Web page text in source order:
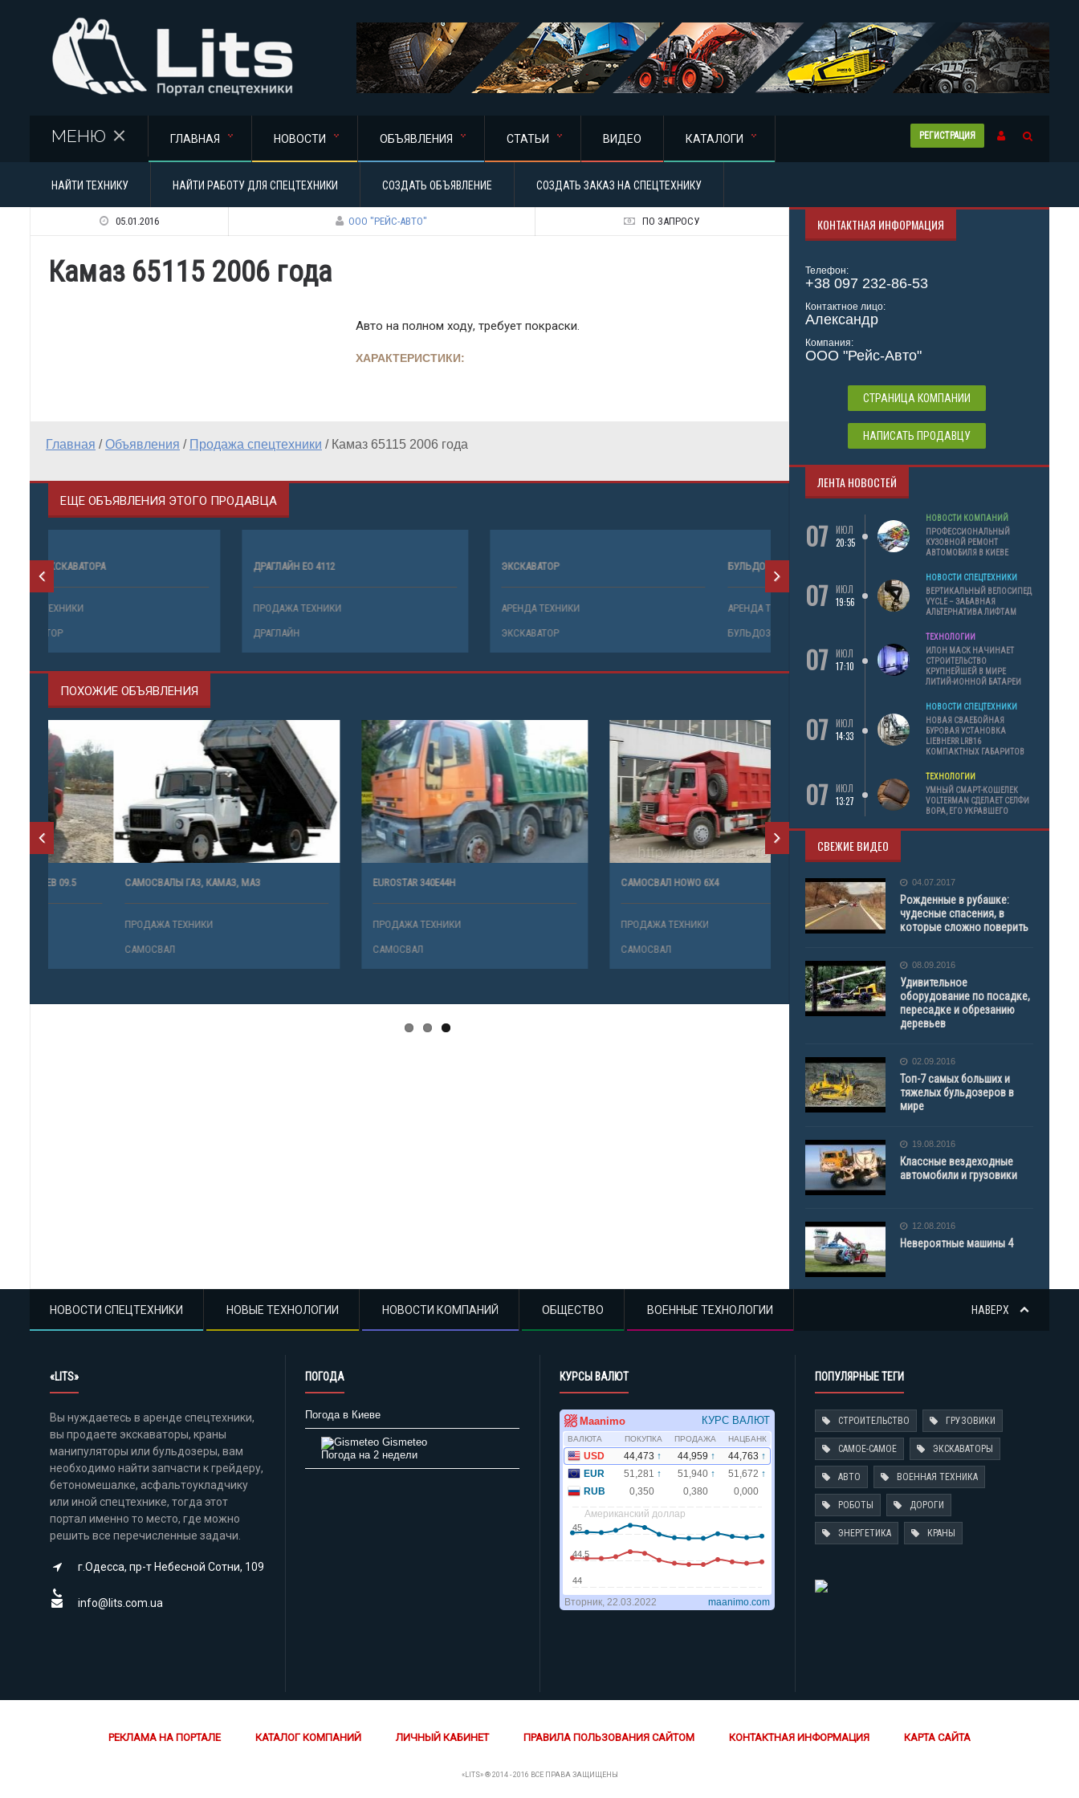
РЕГИСТРАЦИЯ
МЕНЮ ГЛАВНАЯ НОВОСТИ ОБЪЯВЛЕНИЯ СТАТЬИ ВИДЕО КАТАЛОГИ
НАЙТИ ТЕХНИКУ НАЙТИ РАБОТУ ДЛЯ СПЕЦТЕХНИКИ СОЗДАТЬ ОБЪЯВЛЕНИЕ СОЗДАТЬ ЗАКАЗ НА СПЕЦТЕХНИКУ
05.01.2016 ООО "РЕЙС-АВТО" ПО ЗАПРОСУ
Камаз 65115 2006 года
Авто на полном ходу, требует покраски.
ХАРАКТЕРИСТИКИ:
Главная / Объявления / Продажа спецтехники / Камаз 65115 2006 года
ЕЩЕ ОБЪЯВЛЕНИЯ ЭТОГО ПРОДАВЦА
АРЕНДА ЭКСКАВАТОРА
АРЕНДА ТЕХНИКИ
ЭКСКАВАТОР
ДРАГЛАЙН ЕО 4112
ПРОДАЖА ТЕХНИКИ
ЭКСКАВАТОР
АРЕНДА ТЕХНИКИ
ЭКСКАВАТОР
АРЕНДА ТЕХНИКИ
ПОХОЖИЕ ОБЪЯВЛЕНИЯ
САМОСВАЛЫ ГАЗ, КАМАЗ, МАЗ
ПРОДАЖА ТЕХНИКИ
EUROSTAR 340E44H
ПРОДАЖА ТЕХНИКИ
САМОСВАЛ HOWO 6Х4
ПРОДАЖА ТЕХНИКИ
КОНТАКТНАЯ ИНФОРМАЦИЯ
Телефон:
+38 097 232-86-53
Контактное лицо:
Александр
Компания:
ООО "Рейс-Авто"
СТРАНИЦА КОМПАНИИ
НАПИСАТЬ ПРОДАВЦУ
ЛЕНТА НОВОСТЕЙ
07
ИЮЛ
20:35
НОВОСТИ КОМПАНИЙ
ПРОФЕССИОНАЛЬНЫЙ
КУЗОВНОЙ РЕМОНТ
АВТОМОБИЛЯ В КИЕВЕ
07
ИЮЛ
19:56
НОВОСТИ СПЕЦТЕХНИКИ
ВЕРТИКАЛЬНЫЙ ВЕЛОСИПЕД
VYCLE – ЗАБАВНАЯ
АЛЬТЕРНАТИВА ЛИФТАМ
07
ИЮЛ
17:10
ТЕХНОЛОГИИ
ИЛОН МАСК НАЧИНАЕТ
СТРОИТЕЛЬСТВО
КРУПНЕЙШЕЙ В МИРЕ
ЛИТИЙ-ИОННОЙ БАТАРЕИ
07
ИЮЛ
14:33
НОВОСТИ СПЕЦТЕХНИКИ
НОВАЯ СВАЕБОЙНАЯ
БУРОВАЯ УСТАНОВКА
LIEBHERR LRB16
КОМПАКТНЫХ ГАБАРИТОВ
07
ИЮЛ
13:27
ТЕХНОЛОГИИ
УМНЫЙ СМАРТ-КОШЕЛЕК
VOLTERMAN СДЕЛАЕТ СЕЛФИ
ВОРА, ЕГО УКРАВШЕГО
СВЕЖИЕ ВИДЕО
04.07.2017
Рожденные в рубашке:
чудесные спасения, в
которые сложно поверить
08.09.2016
Удивительное
оборудование по посадке,
пересадке и обрезанию
деревьев
02.09.2016
Топ-7 самых больших и
тяжелых бульдозеров в
мире
19.08.2016
Классные вездеходные
автомобили и грузовики
12.08.2016
Невероятные машины 4
НАВЕРХ
НОВОСТИ СПЕЦТЕХНИКИ НОВЫЕ ТЕХНОЛОГИИ НОВОСТИ КОМПАНИЙ ОБЩЕСТВО ВОЕННЫЕ ТЕХНОЛОГИИ
«LITS»
Вы нуждаетесь в аренде спецтехники,
вы продаете экскаваторы, краны
манипуляторы или бульдозеры, вам
необходимо найти запчасти к грейдеру,
бетономешалке, асфальтоукладчику
или иной спецтехнике, тогда этот
портал именно то место, где можно
решить все перечисленные задачи.
г.Одесса, пр-т Небесной Сотни, 109
info@lits.com.ua
ПОГОДА
Погода в Киеве
Gismeteo
Погода на 2 недели
КУРСЫ ВАЛЮТ ПОПУЛЯРНЫЕ ТЕГИ
СТРОИТЕЛЬСТВО ГРУЗОВИКИ
САМОЕ-САМОЕ ЭКСКАВАТОРЫ
АВТО ВОЕННАЯ ТЕХНИКА
РОБОТЫ ДОРОГИ
ЭНЕРГЕТИКА КРАНЫ
РЕКЛАМА НА ПОРТАЛЕ КАТАЛОГ КОМПАНИЙ ЛИЧНЫЙ КАБИНЕТ ПРАВИЛА ПОЛЬЗОВАНИЯ САЙТОМ КОНТАКТНАЯ ИНФОРМАЦИЯ КАРТА САЙТА
«LITS» ® 2014 - 2016 ВСЕ ПРАВА ЗАЩИЩЕНЫ